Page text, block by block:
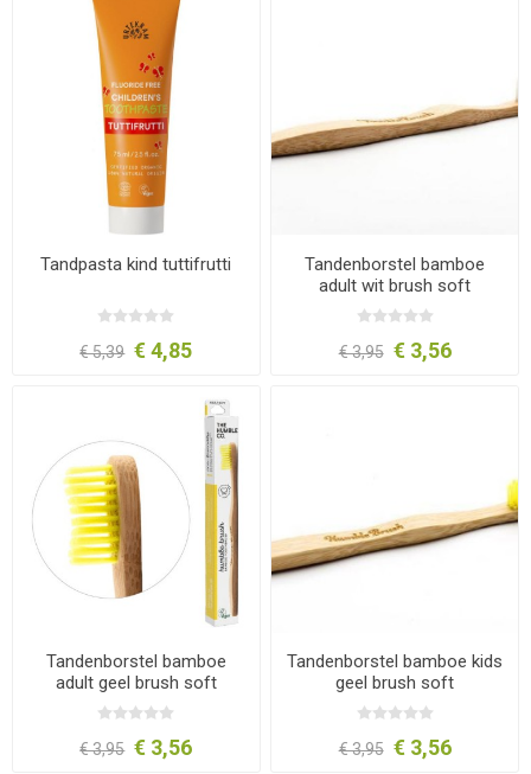
Tandpasta kind tuttifrutti
€ 5,39 € 4,85
Tandenborstel bamboe
adult wit brush soft
€ 3,95 € 3,56
Tandenborstel bamboe
adult geel brush soft
€ 3,95 € 3,56
Tandenborstel bamboe kids
geel brush soft
€ 3,95 € 3,56